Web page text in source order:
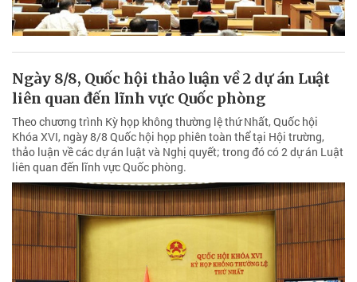
Ngày 8/8, Quốc hội thảo luận về 2 dự án Luật
liên quan đến lĩnh vực Quốc phòng
Theo chương trình Kỳ họp không thường lệ thứ Nhất, Quốc hội
Khóa XVI, ngày 8/8 Quốc hội họp phiên toàn thể tại Hội trường,
thảo luận về các dự án luật và Nghị quyết; trong đó có 2 dự án Luật
liên quan đến lĩnh vực Quốc phòng.